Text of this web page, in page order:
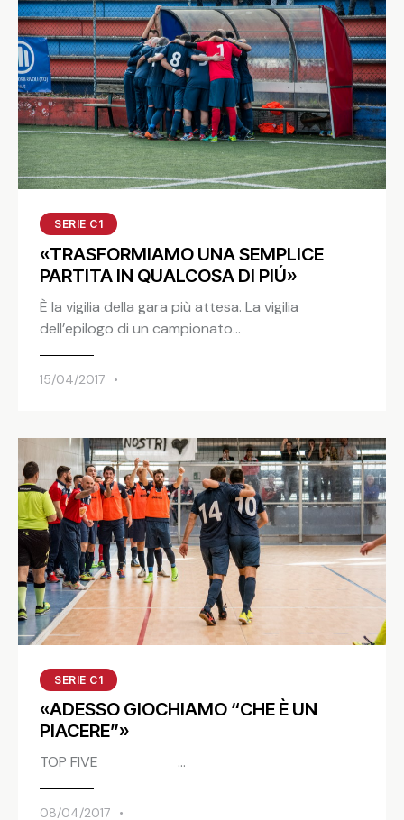
SERIE C1
«TRASFORMIAMO UNA SEMPLICE
PARTITA IN QUALCOSA DI PIÚ»
È la vigilia della gara più attesa. La vigilia
dell’epilogo di un campionato…
15/04/2017
SERIE C1
«ADESSO GIOCHIAMO “CHE È UN
PIACERE”»
TOP FIVE …
08/04/2017